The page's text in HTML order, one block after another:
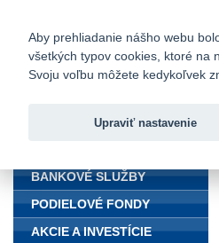
Fio banka
BANKOVÉ SLUŽBY
PODIELOVÉ FONDY
AKCIE A INVESTÍCIE
Aby prehliadanie nášho webu
všetkých typov cookies, ktoré na
Svoju voľbu môžete kedykoľvek
Upraviť nastavenie